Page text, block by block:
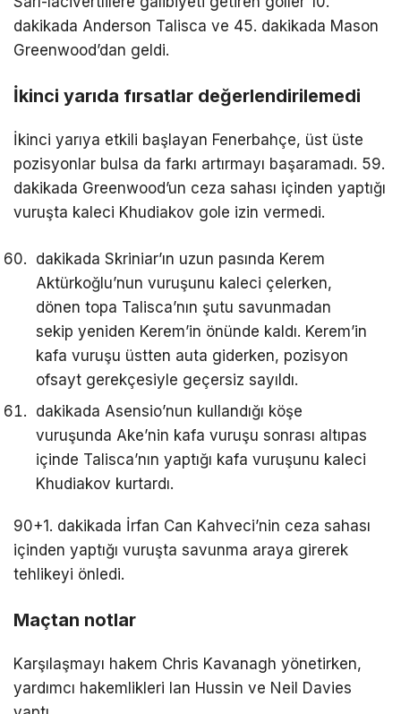
dakikada Anderson Talisca ve 45. dakikada Mason
Greenwood’dan geldi.
İkinci yarıda fırsatlar değerlendirilemedi
İkinci yarıya etkili başlayan Fenerbahçe, üst üste
pozisyonlar bulsa da farkı artırmayı başaramadı. 59.
dakikada Greenwood’un ceza sahası içinden yaptığı
vuruşta kaleci Khudiakov gole izin vermedi.
dakikada Skriniar’ın uzun pasında Kerem
Aktürkoğlu’nun vuruşunu kaleci çelerken,
dönen topa Talisca’nın şutu savunmadan
sekip yeniden Kerem’in önünde kaldı. Kerem’in
kafa vuruşu üstten auta giderken, pozisyon
ofsayt gerekçesiyle geçersiz sayıldı.
dakikada Asensio’nun kullandığı köşe
vuruşunda Ake’nin kafa vuruşu sonrası altıpas
içinde Talisca’nın yaptığı kafa vuruşunu kaleci
Khudiakov kurtardı.
90+1. dakikada İrfan Can Kahveci’nin ceza sahası
içinden yaptığı vuruşta savunma araya girerek
tehlikeyi önledi.
Maçtan notlar
Karşılaşmayı hakem Chris Kavanagh yönetirken,
yardımcı hakemlikleri Ian Hussin ve Neil Davies